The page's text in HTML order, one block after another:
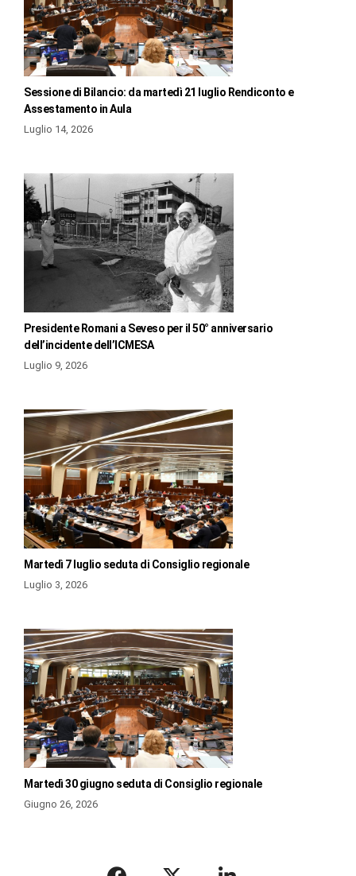
Sessione di Bilancio: da martedì 21 luglio Rendiconto e
Assestamento in Aula
Luglio 14, 2026
Presidente Romani a Seveso per il 50° anniversario
dell’incidente dell’ICMESA
Luglio 9, 2026
Martedì 7 luglio seduta di Consiglio regionale
Luglio 3, 2026
Martedì 30 giugno seduta di Consiglio regionale
Giugno 26, 2026